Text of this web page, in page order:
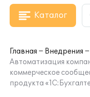
Каталог
Главная
Внедрения
Автоматизация
коммерческое
продукта